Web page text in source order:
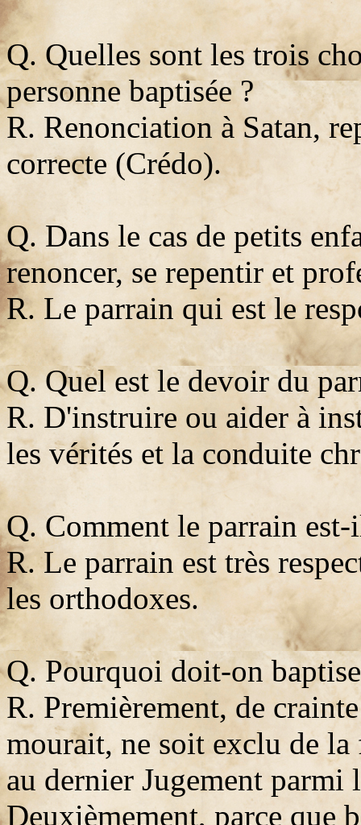
Q. Quelles sont les trois
personne baptisée ?
R. Renonciation à Satan,
correcte (Crédo).
Q. Dans le cas de petits
renoncer, se repentir et
R. Le parrain qui est le
Q. Quel est le devoir du
R. D'instruire ou aider à
les vérités et la conduite
Q. Comment le parrain est-
R. Le parrain est très
les orthodoxes.
Q. Pourquoi doit-on
R. Premièrement, de
mourait, ne soit exclu de la
au dernier Jugement parmi
Deuxièmement, parce que